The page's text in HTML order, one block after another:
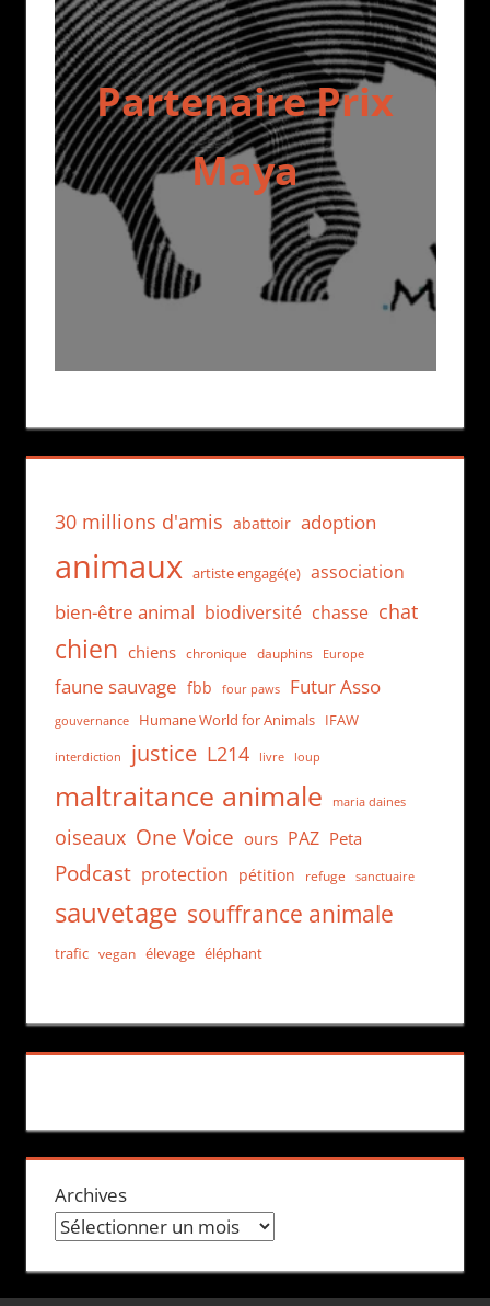
Partenaire Prix
Maya
30 millions d'amis abattoir adoption
animaux artiste engagé(e) association
bien-être animal biodiversité chasse chat
chien chiens chronique dauphins Europe
faune sauvage fbb four paws Futur Asso
gouvernance Humane World for Animals IFAW
interdiction justice L214 livre loup
maltraitance animale maria daines
oiseaux One Voice ours PAZ Peta
Podcast protection pétition refuge sanctuaire
sauvetage souffrance animale
trafic vegan élevage éléphant
Archives